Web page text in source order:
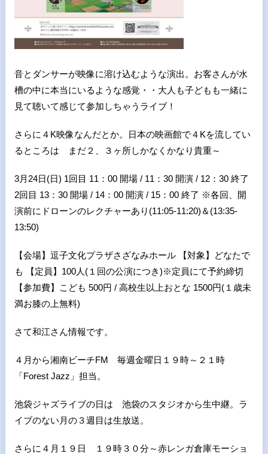
音とダンサーが映像に溶け込むような演出。お客さんが水
槽の中に本当にいるような感覚・・大人も子どもも一緒に
見て聴いて感じて参加しちゃうライブ！
さらに４K映像なんだとか。日本の映画館で４Kを流してい
るところは まだ２、３ヶ所しかなくかなり貴重～
3月24日(日) 1回目 11：00 開場 / 11：30 開演 / 12：30 終了
2回目 13：30 開場 / 14：00 開演 / 15：00 終了 ※各回、開
演前にドローンのレクチャーあり(11:05-11:20)＆(13:35-
13:50)
【会場】逗子文化プラザさざなみホール 【対象】どなたで
も 【定員】100人(１回の公演につき)※定員にて予約締切
【参加費】こども 500円 / 高校生以上おとな 1500円(１歳未
満お膝の上無料)
さて和江さん情報です。
４月から湘南ビーチFM 毎週金曜日１９時～２１時
「Forest Jazz」担当。
池袋ジャズライブの日は 池袋のスタジオから生中継。ラ
イブのない月の３週目は生放送。
さらに４月１９日 １９時３０分～赤レンガ倉庫モーショ